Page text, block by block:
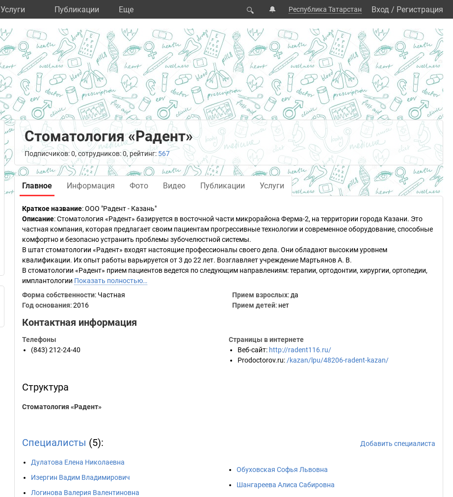
Услуги Публикации Eще 🔍 🔔 Республика Татарстан Вход / Регистрация
Стоматология «Радент»
Подписчиков: 0, сотрудников: 0, рейтинг: 567
Главное Информация Фото Видео Публикации Услуги
Краткое название:ООО "Радент - Казань"
Описание: Стоматология «Радент» базируется в восточной части микрорайона Ферма-2, на территории города Казани. Это
частная компания, которая предлагает своим пациентам прогрессивные технологии и современное оборудование, способные
комфортно и безопасно устранить проблемы зубочелюстной системы.
В штат стоматологии «Радент» входят настоящие профессионалы своего дела. Они обладают высоким уровнем
квалификации. Их опыт работы варьируется от 3 до 22 лет. Возглавляет учреждение Мартьянов А. В.
В стоматологии «Радент» прием пациентов ведется по следующим направлениям: терапии, ортодонтии, хирургии, ортопедии,
имплантологии Показать полностью…
Форма собственности: Частная
Год основания:2016
Прием взрослых: да
Прием детей: нет
Контактная информация
Телефоны
(843) 212-24-40
Страницы в интернете
Веб-сайт: http://radent116.ru/
Prodoctorov.ru: /kazan/lpu/48206-radent-kazan/
Структура
Стоматология «Радент»
Специалисты (5): Добавить специалиста
Дулатова Елена Николаевна
Изергин Вадим Владимирович
Логинова Валерия Валентиновна
Обуховская Софья Львовна
Шангареева Алиса Сабировна